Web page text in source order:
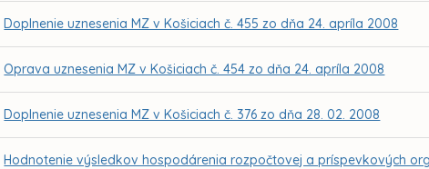
Doplnenie uznesenia MZ v Košiciach č. 455 zo dňa 24. apríla 2008
Oprava uznesenia MZ v Košiciach č. 454 zo dňa 24. apríla 2008
Doplnenie uznesenia MZ v Košiciach č. 376 zo dňa 28. 02. 2008
Hodnotenie výsledkov hospodárenia rozpočtovej a príspevkových